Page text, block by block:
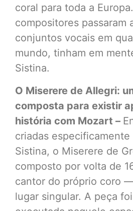
coral para toda a
compositores passaram
conjuntos vocais em
mundo, tinham em
Sistina.
O Miserere de Allegri:
composta para existir
história com Mozart –
criadas especificamente
Sistina, o Miserere de
composto por volta de
cantor do próprio coro
lugar singular. A peça